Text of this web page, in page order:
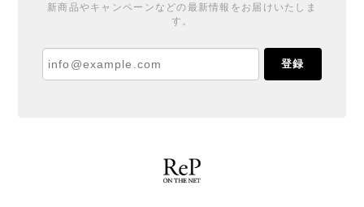
新商品やキャンペーンなどの最新情報をお届けいたしま
す。
登録